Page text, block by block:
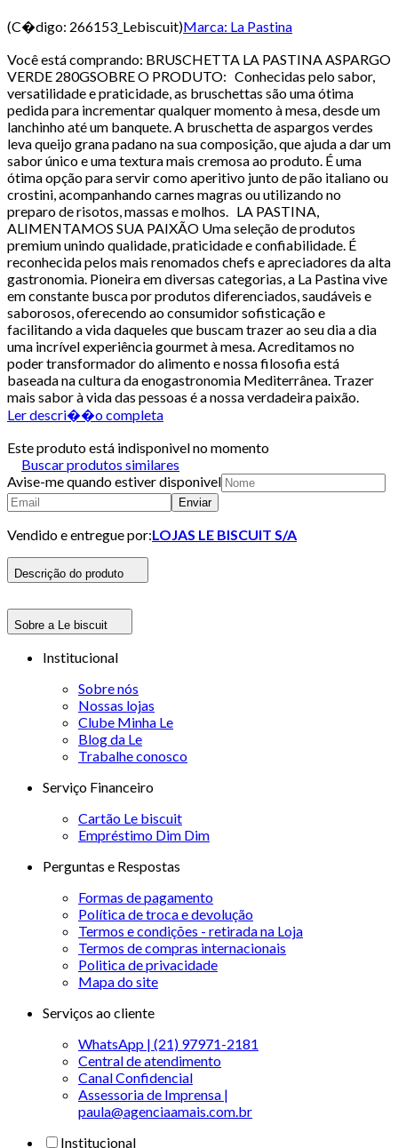
(C�digo: 266153_Lebiscuit)Marca: La Pastina
Você está comprando: BRUSCHETTA LA PASTINA ASPARGO
VERDE 280GSOBRE O PRODUTO: Conhecidas pelo sabor,
versatilidade e praticidade, as bruschettas são uma ótima
pedida para incrementar qualquer momento à mesa, desde um
lanchinho até um banquete. A bruschetta de aspargos verdes
leva queijo grana padano na sua composição, que ajuda a dar um
sabor único e uma textura mais cremosa ao produto. É uma
ótima opção para servir como aperitivo junto de pão italiano ou
crostini, acompanhando carnes magras ou utilizando no
preparo de risotos, massas e molhos. LA PASTINA,
ALIMENTAMOS SUA PAIXÃO Uma seleção de produtos
premium unindo qualidade, praticidade e confiabilidade. É
reconhecida pelos mais renomados chefs e apreciadores da alta
gastronomia. Pioneira em diversas categorias, a La Pastina vive
em constante busca por produtos diferenciados, saudáveis e
saborosos, oferecendo ao consumidor sofisticação e
facilitando a vida daqueles que buscam trazer ao seu dia a dia
uma incrível experiência gourmet à mesa. Acreditamos no
poder transformador do alimento e nossa filosofia está
baseada na cultura da enogastronomia Mediterrânea. Trazer
mais sabor à vida das pessoas é a nossa verdadeira paixão.
Ler descri��o completa
Este produto está indisponivel no momento
Buscar produtos similares
Avise-me quando estiver disponivel
Enviar
Vendido e entregue por:LOJAS LE BISCUIT S/A
Descrição do produto
Sobre a Le biscuit
Institucional
Sobre nós
Nossas lojas
Clube Minha Le
Blog da Le
Trabalhe conosco
Serviço Financeiro
Cartão Le biscuit
Empréstimo Dim Dim
Perguntas e Respostas
Formas de pagamento
Política de troca e devolução
Termos e condições - retirada na Loja
Termos de compras internacionais
Politica de privacidade
Mapa do site
Serviços ao cliente
WhatsApp | (21) 97971-2181
Central de atendimento
Canal Confidencial
Assessoria de Imprensa |
paula@agenciaamais.com.br
Institucional